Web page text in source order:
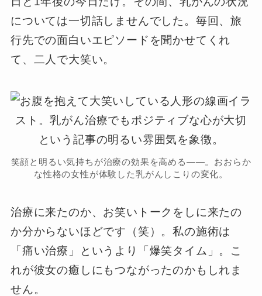
については一切話しませんでした。毎回、旅
行先での面白いエピソードを聞かせてくれ
て、二人で大笑い。
笑顔と明るい気持ちが治療の効果を高める——。おおらか
な性格の女性が体験した乳がんしこりの変化。
治療に来たのか、お笑いトークをしに来たの
か分からないほどです（笑）。私の施術は
「痛い治療」というより「爆笑タイム」。こ
れが彼女の癒しにもつながったのかもしれま
せん。